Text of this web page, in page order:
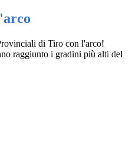
di Tiro con l'arco!
raggiunto i gradini più alti del